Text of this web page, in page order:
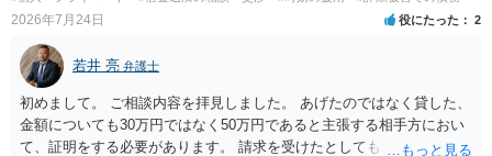
2026年7月24日 役にたった 2
若井 亮 弁護士
初めまして。 ご相談内容を拝見しました。 あげたのではなく貸した、
金額についても30万円ではなく50万円であると主張する相手方におい
て、証明をする必要があります。 請求を受けたとしても、もらったも